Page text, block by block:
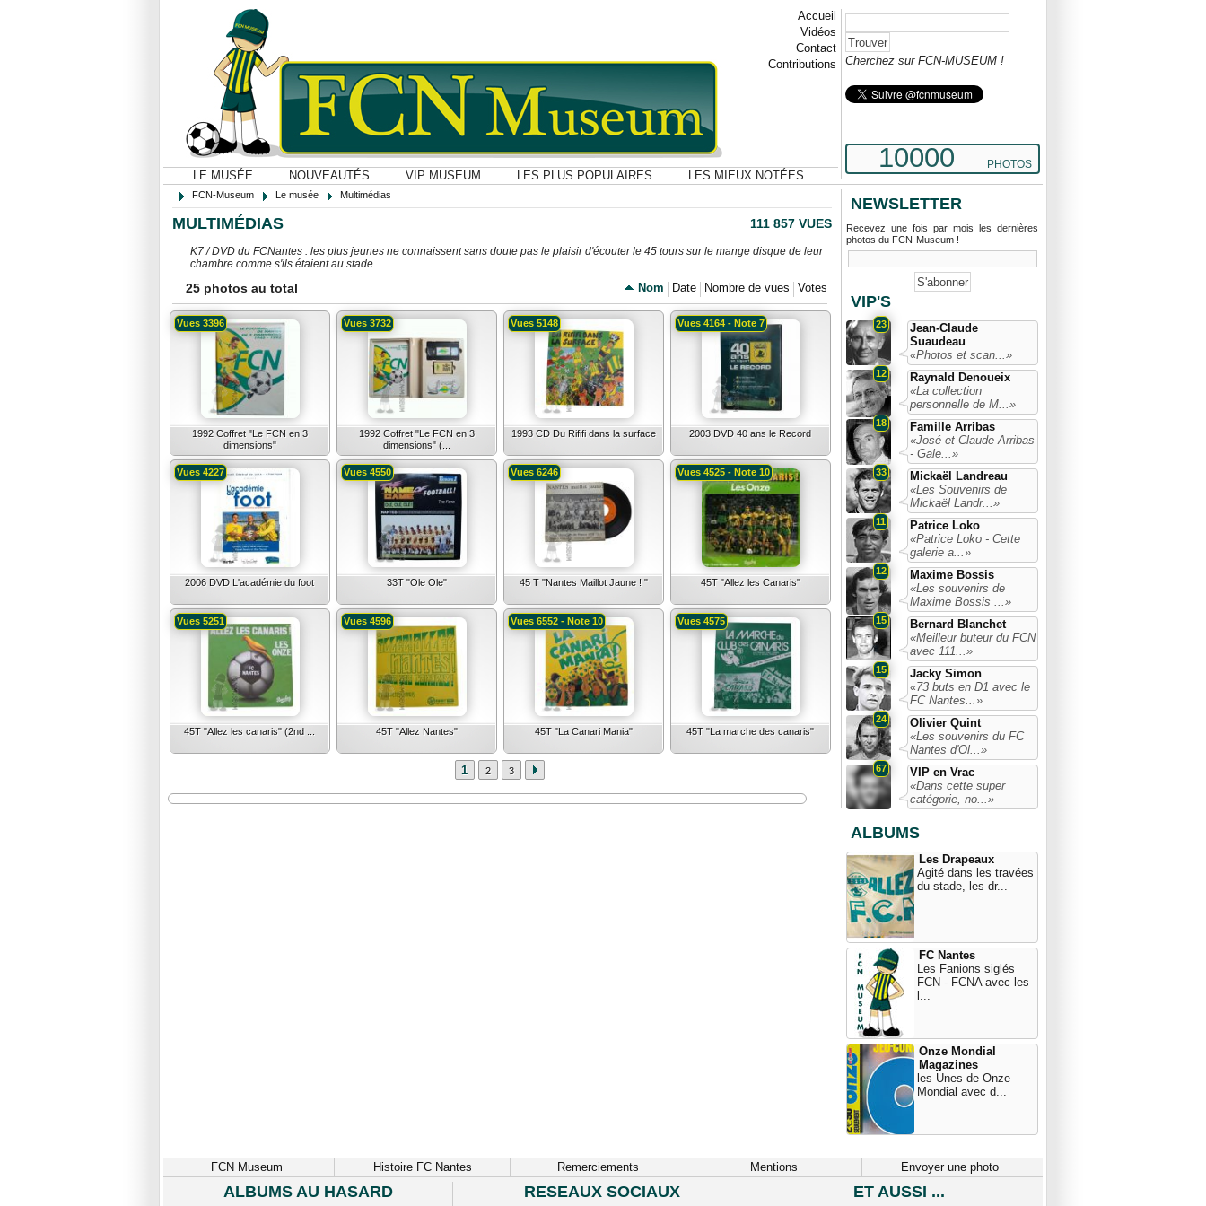
Accueil
Vidéos
Contact
Contributions
LE MUSÉE NOUVEAUTÉS VIP MUSEUM LES PLUS POPULAIRES LES MIEUX NOTÉES
Cherchez sur FCN-MUSEUM !
10000 PHOTOS
FCN-Museum Le musée Multimédias
MULTIMÉDIAS 111 857 VUES
K7 / DVD du FCNantes : les plus jeunes ne connaissent sans doute pas le plaisir d'écouter le 45 tours sur le mange disque de leur
chambre comme s'ils étaient au stade.
25 photos au total Votes
Nombre de vues
Date
Nom
1992 Coffret "Le FCN en 3
dimensions"
Vues 3396
1992 Coffret "Le FCN en 3
dimensions" (...
Vues 3732
1993 CD Du Rififi dans la surface
Vues 5148
2003 DVD 40 ans le Record
Vues 4164 - Note 7
2006 DVD L'académie du foot
Vues 4227
33T "Ole Ole"
Vues 4550
45 T "Nantes Maillot Jaune ! "
Vues 6246
45T "Allez les Canaris"
Vues 4525 - Note 10
45T "Allez les canaris" (2nd ...
Vues 5251
45T "Allez Nantes"
Vues 4596
45T "La Canari Mania"
Vues 6552 - Note 10
45T "La marche des canaris"
Vues 4575
1 2 3
NEWSLETTER
Recevez une fois par mois les dernières
photos du FCN-Museum !
VIP'S
23
Jean-Claude
Suaudeau
«Photos et scan...»
12
Raynald Denoueix
«La collection
personnelle de M...»
18
Famille Arribas
«José et Claude Arribas
- Gale...»
33
Mickaël Landreau
«Les Souvenirs de
Mickaël Landr...»
11
Patrice Loko
«Patrice Loko - Cette
galerie a...»
12
Maxime Bossis
«Les souvenirs de
Maxime Bossis ...»
15
Bernard Blanchet
«Meilleur buteur du FCN
avec 111...»
15
Jacky Simon
«73 buts en D1 avec le
FC Nantes...»
24
Olivier Quint
«Les souvenirs du FC
Nantes d'Ol...»
67
VIP en Vrac
«Dans cette super
catégorie, no...»
ALBUMS
Les Drapeaux
Agité dans les travées
du stade, les dr...
FC Nantes
Les Fanions siglés
FCN - FCNA avec les
l...
Onze Mondial
Magazines
les Unes de Onze
Mondial avec d...
FCN Museum Histoire FC Nantes Remerciements Mentions Envoyer une photo
ALBUMS AU HASARD RESEAUX SOCIAUX ET AUSSI ...